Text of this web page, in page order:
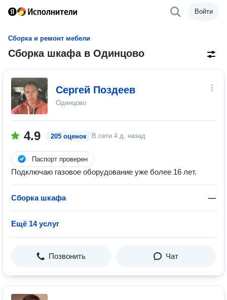
Войти
Сборка и ремонт мебели
Сборка шкафа в Одинцово
Сергей Поздеев
Одинцово
4.9 205 оценок В сети 4 д. назад
Паспорт проверен
Подключаю газовое оборудование уже более 16 лет.
Сборка шкафа —
Ещё 14 услуг
Позвонить Чат